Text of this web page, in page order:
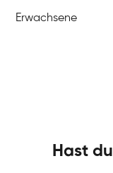
Erwachsene
Hast